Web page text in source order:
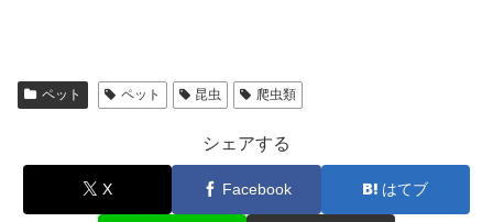
ペット ペット 昆虫 爬虫類
シェアする
X Facebook はてブ